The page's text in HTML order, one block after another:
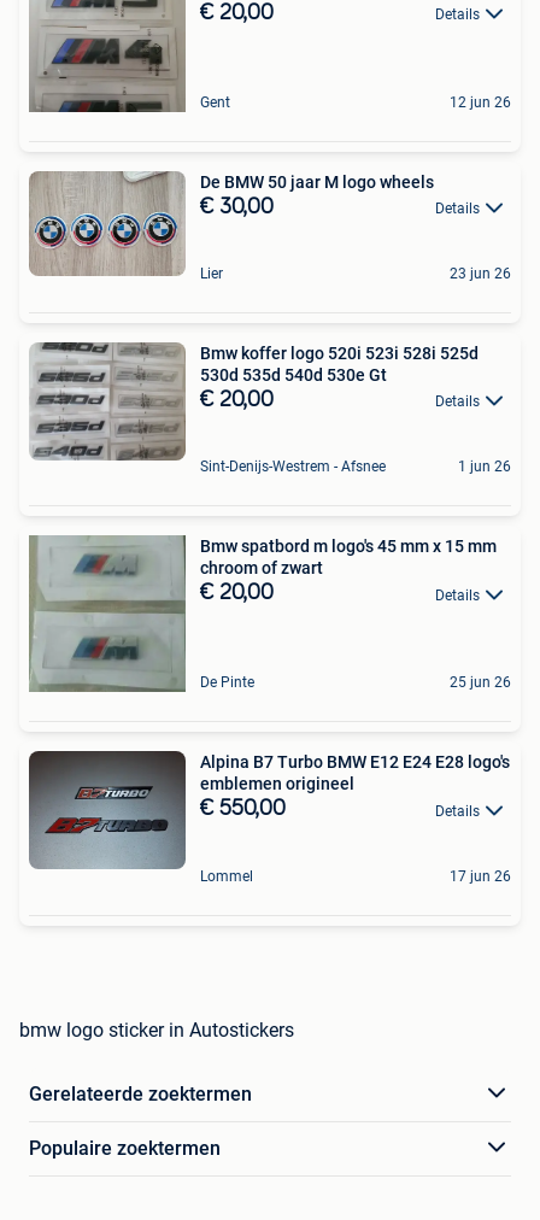
€ 20,00 Details
Gent 12 jun 26
De BMW 50 jaar M logo wheels
€ 30,00 Details
Lier 23 jun 26
Bmw koffer logo 520i 523i 528i 525d
530d 535d 540d 530e Gt
€ 20,00 Details
Sint-Denijs-Westrem - Afsnee 1 jun 26
Bmw spatbord m logo's 45 mm x 15 mm
chroom of zwart
€ 20,00 Details
De Pinte 25 jun 26
Alpina B7 Turbo BMW E12 E24 E28 logo's
emblemen origineel
€ 550,00 Details
Lommel 17 jun 26
bmw logo sticker in Autostickers
Gerelateerde zoektermen
Populaire zoektermen